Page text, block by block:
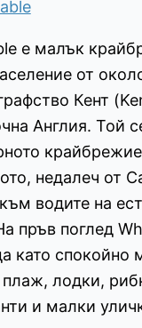
е малък
от
Кент
Англия. Той
недалеч от
водите на
пръв поглед
като спокойно
лодки,
и малки